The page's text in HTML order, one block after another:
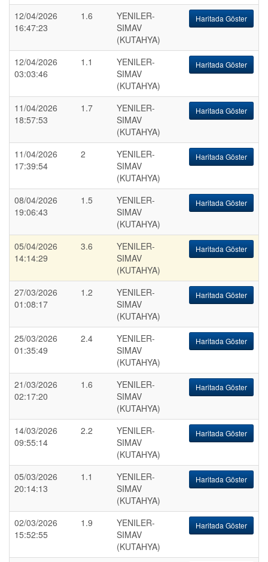
12/04/2026
16:47:23
1.6
YENILER-
SIMAV
(KUTAHYA)
Haritada Göster
12/04/2026
03:03:46
1.1
YENILER-
SIMAV
(KUTAHYA)
Haritada Göster
11/04/2026
18:57:53
1.7
YENILER-
SIMAV
(KUTAHYA)
Haritada Göster
11/04/2026
17:39:54
2
YENILER-
SIMAV
(KUTAHYA)
Haritada Göster
08/04/2026
19:06:43
1.5
YENILER-
SIMAV
(KUTAHYA)
Haritada Göster
05/04/2026
14:14:29
3.6
YENILER-
SIMAV
(KUTAHYA)
Haritada Göster
27/03/2026
01:08:17
1.2
YENILER-
SIMAV
(KUTAHYA)
Haritada Göster
25/03/2026
01:35:49
2.4
YENILER-
SIMAV
(KUTAHYA)
Haritada Göster
21/03/2026
02:17:20
1.6
YENILER-
SIMAV
(KUTAHYA)
Haritada Göster
14/03/2026
09:55:14
2.2
YENILER-
SIMAV
(KUTAHYA)
Haritada Göster
05/03/2026
20:14:13
1.1
YENILER-
SIMAV
(KUTAHYA)
Haritada Göster
02/03/2026
15:52:55
1.9
YENILER-
SIMAV
(KUTAHYA)
Haritada Göster